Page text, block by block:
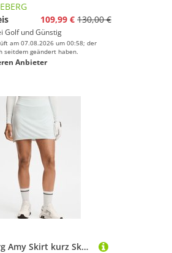
109,99 € 130,00 €
Golf und Günstig
am 07.08.2026 um 00:58; der
seitdem geändert haben.
Anbieter
J.Lindeberg Amy Skirt kurz Skort hellblau